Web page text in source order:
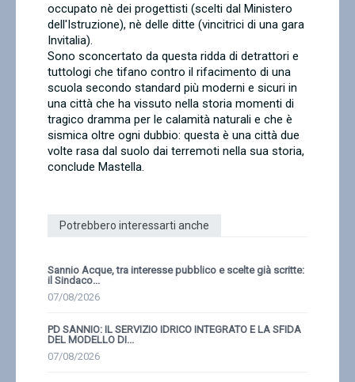
occupato nè dei progettisti (scelti dal Ministero
dell'Istruzione), nè delle ditte (vincitrici di una gara
Invitalia).
Sono sconcertato da questa ridda di detrattori e
tuttologi che tifano contro il rifacimento di una
scuola secondo standard più moderni e sicuri in
una città che ha vissuto nella storia momenti di
tragico dramma per le calamità naturali e che è
sismica oltre ogni dubbio: questa è una città due
volte rasa dal suolo dai terremoti nella sua storia,
conclude Mastella.
Potrebbero interessarti anche
Sannio Acque, tra interesse pubblico e scelte già scritte:
il Sindaco...
07/08/2026
PD SANNIO: IL SERVIZIO IDRICO INTEGRATO E LA SFIDA
DEL MODELLO DI...
07/08/2026